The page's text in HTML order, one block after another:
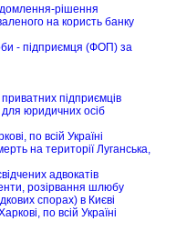
рішення
на користь банку
- підприємця (ФОП) за
підприємців
юридичних осіб
по всій Україні
на території Луганська,
адвокатів
розірвання шлюбу
спорах) в Києві
по всій Україні